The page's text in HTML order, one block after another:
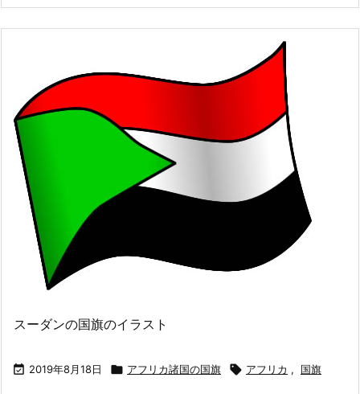
スーダンの国旗のイラスト
 2019年8月18日  アフリカ諸国の国旗  アフリカ , 国旗